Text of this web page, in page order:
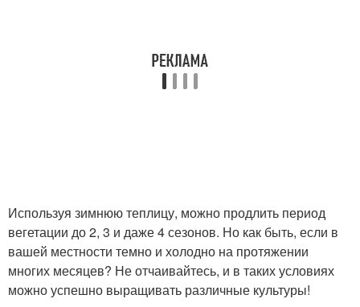
Используя зимнюю теплицу, можно продлить период
вегетации до 2, 3 и даже 4 сезонов. Но как быть, если в
вашей местности темно и холодно на протяжении
многих месяцев? Не отчаивайтесь, и в таких условиях
можно успешно выращивать различные культуры!